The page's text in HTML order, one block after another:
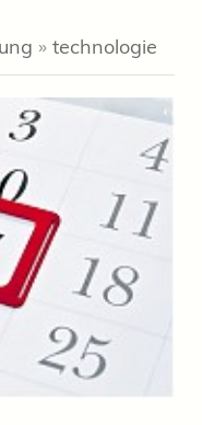
» technologie